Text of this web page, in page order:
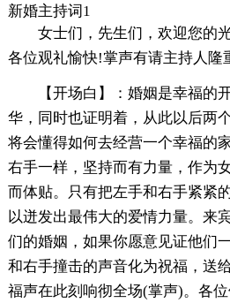
新婚主持词1
女士们，先生们，欢迎您的
各位观礼愉快!掌声有请主持人隆
【开场白】：婚姻是幸福的
华，同时也证明着，从此以后两
将会懂得如何去经营一个幸福的
右手一样，坚持而有力量，作为
而体贴。只有把左手和右手紧紧
以迸发出最伟大的爱情力量。来
们的婚姻，如果你愿意见证他们
和右手撞击的声音化为祝福，送
福声在此刻响彻全场(掌声)。各